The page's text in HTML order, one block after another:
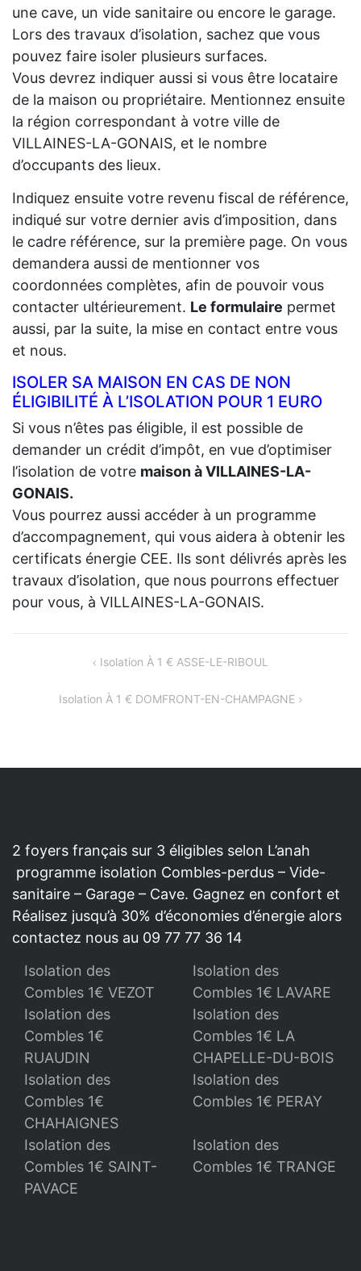
une cave, un vide sanitaire ou encore le garage.
Lors des travaux d’isolation, sachez que vous
pouvez faire isoler plusieurs surfaces.
Vous devrez indiquer aussi si vous être locataire
de la maison ou propriétaire. Mentionnez ensuite
la région correspondant à votre ville de
VILLAINES-LA-GONAIS, et le nombre
d’occupants des lieux.
Indiquez ensuite votre revenu fiscal de référence,
indiqué sur votre dernier avis d’imposition, dans
le cadre référence, sur la première page. On vous
demandera aussi de mentionner vos
coordonnées complètes, afin de pouvoir vous
contacter ultérieurement. Le formulaire permet
aussi, par la suite, la mise en contact entre vous
et nous.
ISOLER SA MAISON EN CAS DE NON
ÉLIGIBILITÉ À L’ISOLATION POUR 1 EURO
Si vous n’êtes pas éligible, il est possible de
demander un crédit d’impôt, en vue d’optimiser
l’isolation de votre maison à VILLAINES-LA-
GONAIS.
Vous pourrez aussi accéder à un programme
d’accompagnement, qui vous aidera à obtenir les
certificats énergie CEE. Ils sont délivrés après les
travaux d’isolation, que nous pourrons effectuer
pour vous, à VILLAINES-LA-GONAIS.
NAVIGATION
L’ARTICLE
Isolation À 1 € ASSE-LE-RIBOUL
Isolation À 1 € DOMFRONT-EN-CHAMPAGNE
2 foyers français sur 3 éligibles selon L’anah
programme isolation Combles-perdus – Vide-
sanitaire – Garage – Cave. Gagnez en confort et
Réalisez jusqu’à 30% d’économies d’énergie alors
contactez nous au 09 77 77 36 14
Isolation des
Combles 1€ VEZOT
Isolation des
Combles 1€ LAVARE
Isolation des
Combles 1€
RUAUDIN
Isolation des
Combles 1€ LA
CHAPELLE-DU-BOIS
Isolation des
Combles 1€
CHAHAIGNES
Isolation des
Combles 1€ PERAY
Isolation des
Combles 1€ SAINT-
PAVACE
Isolation des
Combles 1€ TRANGE